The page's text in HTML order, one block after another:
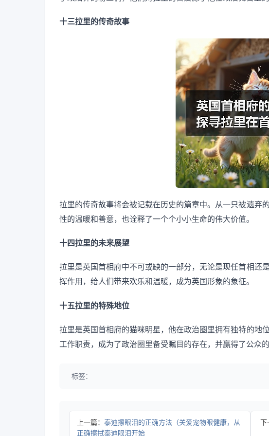
十三拉里的传奇故事
拉里的传奇故事将会被记载在历史的篇章中。从一只被遗弃
性的温暖和善意，也诠释了一个个小小生命的伟大价值。
十四拉里的未来展望
拉里是英国首相府中不可或缺的一部分，无论是现任首相还
挥作用，给人们带来欢乐和温暖，成为英国形象的象征。
十五拉里的特殊地位
拉里是英国首相府的猫咪明星，他在政治圈里拥有独特的地
工作职责，成为了政治圈里备受瞩目的存在，并赢得了公众的
标签：
上一篇： 泰迪擦眼泪的正确方法（关爱宠物眼健康，从
正确擦拭泰迪眼泪开始
下